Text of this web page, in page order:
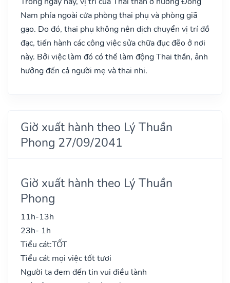
Nam phía ngoài cửa phòng thai phụ và phòng giã
gạo. Do đó, thai phụ không nên dịch chuyển vị trí đồ
đạc, tiến hành các công việc sửa chữa đục đẽo ở nơi
này. Bởi việc làm đó có thể làm động Thai thần, ảnh
hưởng đến cả người mẹ và thai nhi.
Giờ xuất hành theo Lý Thuần
Phong 27/09/2041
Giờ xuất hành theo Lý Thuần
Phong
11h-13h
23h- 1h
Tiểu cát:TỐT
Tiểu cát mọi việc tốt tươi
Người ta đem đến tin vui điều lành